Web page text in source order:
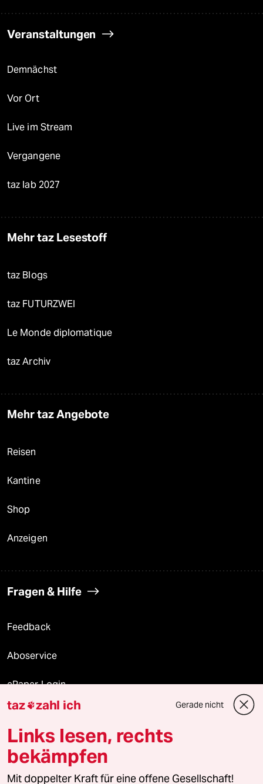
Veranstaltungen
Demnächst
Vor Ort
Live im Stream
Vergangene
taz lab 2027
Mehr taz Lesestoff
taz Blogs
taz FUTURZWEI
Le Monde diplomatique
taz Archiv
Mehr taz Angebote
Reisen
Kantine
Shop
Anzeigen
Fragen & Hilfe
Feedback
Aboservice
ePaper Login
Downloads für Abonnierende
© 2026 taz Verlags und Vertriebs GmbH
Alle Rechte vorbehalten. Bei rechtlichen Fragen oder für Genehmigungen
taz zahl ich Gerade nicht
Links lesen, rechts
bekämpfen
Mit doppelter Kraft für eine offene Gesellschaft!